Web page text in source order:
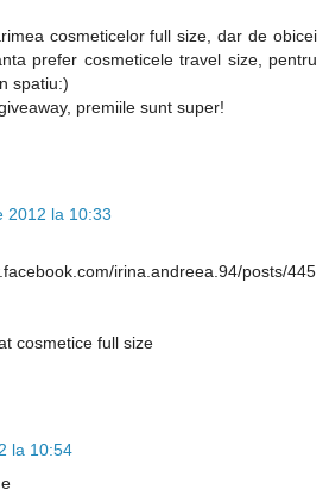
cosmeticelor full size, dar de obicei
prefer cosmeticele travel size, pentru
spatiu:)
premiile sunt super!
2012 la 10:33
irina.andreea.94/posts/445
cosmetice full size
la 10:54